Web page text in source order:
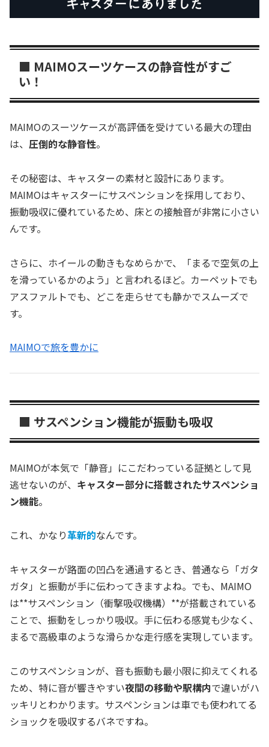
■ MAIMOスーツケースの静音性がすご
い！
MAIMOのスーツケースが高評価を受けている最大の理由
は、 圧倒的な静音性。
その秘密は、キャスターの素材と設計にあります。
MAIMOはキャスターにサスペンションを採用しており、
振動吸収に優れているため、床との接触音が非常に小さい
んです。
さらに、ホイールの動きもなめらかで、「まるで空気の上
を滑っているかのよう」と言われるほど。カーペットでも
アスファルトでも、どこを走らせても静かでスムーズで
す。
MAIMOで旅を豊かに
■ サスペンション機能が振動も吸収
MAIMOが本気で「静音」にこだわっている証拠として見
逃せないのが、 キャスター部分に搭載されたサスペンショ
ン機能。
これ、かなり革新的なんです。
キャスターが路面の凹凸を通過するとき、普通なら「ガタ
ガタ」と振動が手に伝わってきますよね。でも、MAIMO
は**サスペンション（衝撃吸収機構）**が搭載されている
ことで、振動をしっかり吸収。手に伝わる感覚も少なく、
まるで高級車のような滑らかな走行感を実現しています。
このサスペンションが、音も振動も最小限に抑えてくれる
ため、特に音が響きやすい夜間の移動や駅構内で違いがハ
ッキリとわかります。サスペンションは車でも使われてる
ショックを吸収するバネですね。